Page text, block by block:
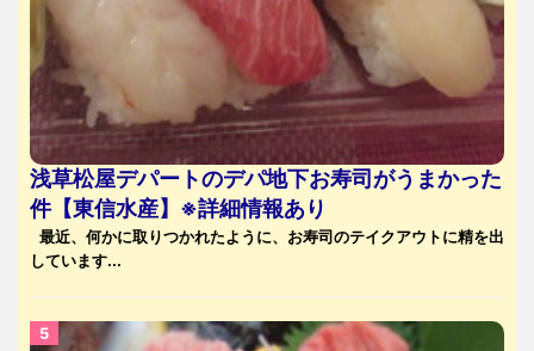
浅草松屋デパートのデパ地下お寿司がうまかった
件【東信水産】※詳細情報あり
最近、何かに取りつかれたように、お寿司のテイクアウトに精を出
しています...